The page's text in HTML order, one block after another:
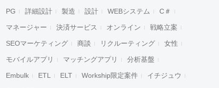
PG 詳細設計 製造 設計 WEBシステム C＃
マネージャー 決済サービス オンライン 戦略立案
SEOマーケティング 商談 リクルーティング 女性
モバイルアプリ マッチングアプリ 分析基盤
Embulk ETL ELT Workship限定案件 イチジュウ